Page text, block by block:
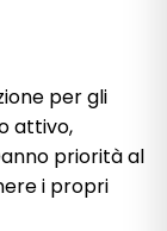
per gli
attivo,
priorità al
i propri